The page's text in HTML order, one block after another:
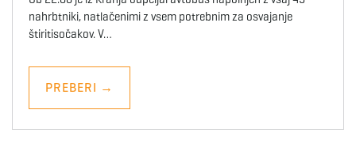
nahrbtniki, natlačenimi z vsem potrebnim za osvajanje
štiritisočakov. V…
PREBERI →